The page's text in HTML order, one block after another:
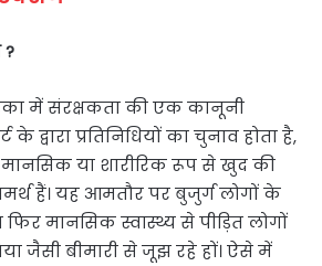
में संरक्षकता की एक कानूनी
के द्वारा प्रतिनिधियों का चुनाव होता है,
या शारीरिक रूप से खुद की
हैं। यह आमतौर पर बुजुर्ग लोगों के
फिर मानसिक स्वास्थ्य से पीड़ित लोगों
जैसी बीमारी से जूझ रहे हों। ऐसे में